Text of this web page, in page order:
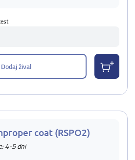
Dodaj žival
coat (RSPO2)
4-5 dni